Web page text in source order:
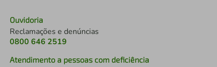
Ouvidoria
Reclamações e denúncias
0800 646 2519
Atendimento a pessoas com deficiência